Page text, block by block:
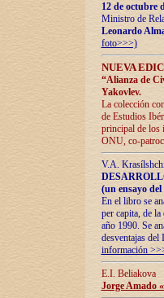
12 de octubre
Ministro de
Leonardo
foto>>>)
NUEVA
“Alianza de
Yakovlev.
La colección
de Estudios
principal de los
ONU, co-
V.A.
(un ensayo
En el libro se
per capita, de
año 1990. Se
desventajas
información
E.I. Beliakova
Jorge Amado